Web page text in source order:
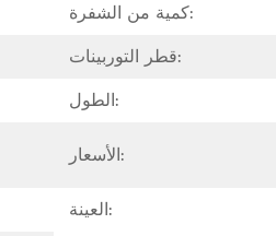
كمية من الشفرة:
قطر التوربينات:
الطول:
الأسعار:
العينة: